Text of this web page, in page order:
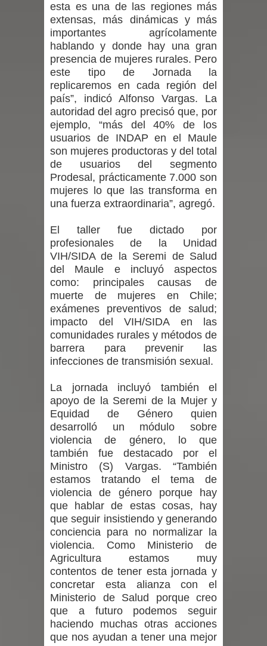
proceso de vacunación escolar
Se activa Código Azul en Talca ante
las bajas temperaturas
GORE Maule figura tercero a nivel
nacional en gasto por viajes y
traslados con $133 millones
Dos internos intentaron escapar por
un forado desde la cárcel de Talca
anticipadamente la Fiesta del
Chancho en Talca tras caída de
ramas cerca de carpas
esta es una de las regiones más
extensas, más dinámicas y más
importantes agrícolamente
hablando y donde hay una gran
presencia de mujeres rurales. Pero
este tipo de Jornada la
replicaremos en cada región del
país”, indicó Alfonso Vargas. La
autoridad del agro precisó que, por
ejemplo, “más del 40% de los
usuarios de INDAP en el Maule
son mujeres productoras y del total
de usuarios del segmento
Prodesal, prácticamente 7.000 son
mujeres lo que las transforma en
una fuerza extraordinaria”, agregó.
El taller fue dictado por
profesionales de la Unidad
VIH/SIDA de la Seremi de Salud
del Maule e incluyó aspectos
como: principales causas de
muerte de mujeres en Chile;
exámenes preventivos de salud;
impacto del VIH/SIDA en las
comunidades rurales y métodos de
barrera para prevenir las
infecciones de transmisión sexual.
La jornada incluyó también el
apoyo de la Seremi de la Mujer y
Equidad de Género quien
desarrolló un módulo sobre
violencia de género, lo que
también fue destacado por el
Ministro (S) Vargas. “También
estamos tratando el tema de
violencia de género porque hay
que hablar de estas cosas, hay
que seguir insistiendo y generando
conciencia para no normalizar la
violencia. Como Ministerio de
Agricultura estamos muy
contentos de tener esta jornada y
concretar esta alianza con el
Ministerio de Salud porque creo
que a futuro podemos seguir
haciendo muchas otras acciones
que nos ayudan a tener una mejor